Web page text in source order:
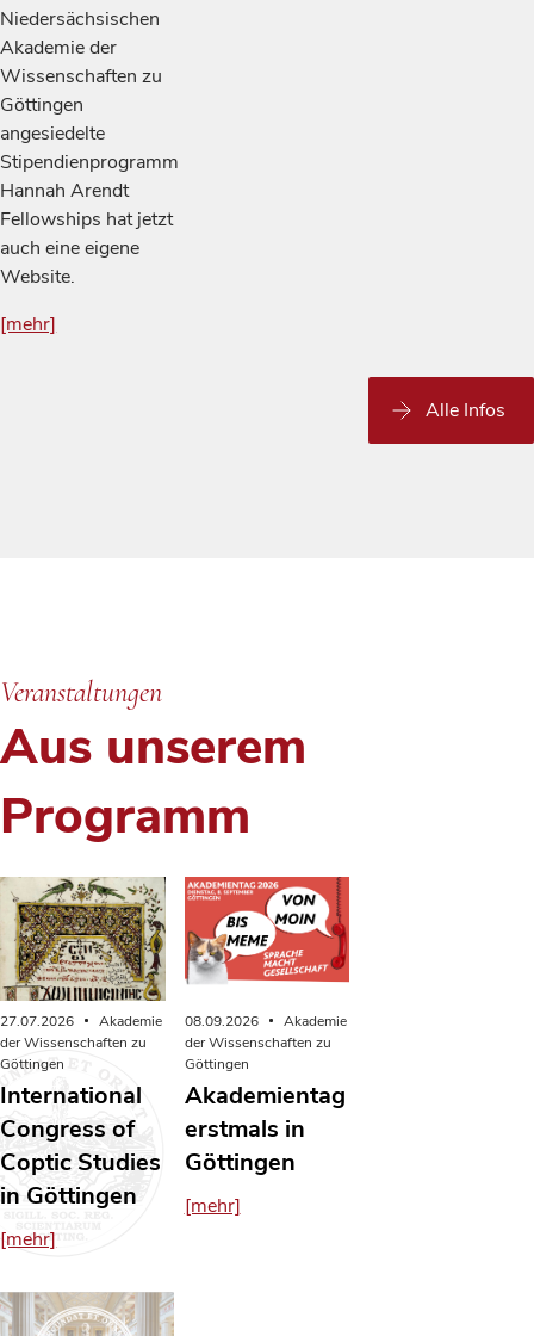
Niedersächsischen
Akademie der
Wissenschaften zu
Göttingen
angesiedelte
Stipendienprogramm
Hannah Arendt
Fellowships hat jetzt
auch eine eigene
Website.
[mehr]
Alle Infos
Veranstaltungen
Aus unserem
Programm
27.07.2026
Akademie
der Wissenschaften zu
Göttingen
International
Congress of
Coptic Studies
in Göttingen
[mehr]
08.09.2026
Akademie
der Wissenschaften zu
Göttingen
Akademientag
erstmals in
Göttingen
[mehr]